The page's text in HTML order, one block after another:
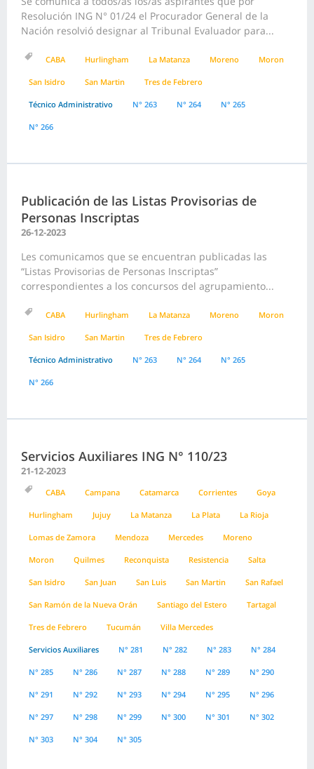
Resolución ING N° 01/24 el Procurador General de la
Nación resolvió designar al Tribunal Evaluador para...
CABA Hurlingham La Matanza Moreno Moron
San Isidro San Martin Tres de Febrero
Técnico Administrativo N° 263 N° 264 N° 265
N° 266
Publicación de las Listas Provisorias de
Personas Inscriptas
26-12-2023
Les comunicamos que se encuentran publicadas las
“Listas Provisorias de Personas Inscriptas”
correspondientes a los concursos del agrupamiento...
CABA Hurlingham La Matanza Moreno Moron
San Isidro San Martin Tres de Febrero
Técnico Administrativo N° 263 N° 264 N° 265
N° 266
Servicios Auxiliares ING N° 110/23
21-12-2023
CABA Campana Catamarca Corrientes Goya
Hurlingham Jujuy La Matanza La Plata La Rioja
Lomas de Zamora Mendoza Mercedes Moreno
Moron Quilmes Reconquista Resistencia Salta
San Isidro San Juan San Luis San Martin San Rafael
San Ramón de la Nueva Orán Santiago del Estero Tartagal
Tres de Febrero Tucumán Villa Mercedes
Servicios Auxiliares N° 281 N° 282 N° 283 N° 284
N° 285 N° 286 N° 287 N° 288 N° 289 N° 290
N° 291 N° 292 N° 293 N° 294 N° 295 N° 296
N° 297 N° 298 N° 299 N° 300 N° 301 N° 302
N° 303 N° 304 N° 305